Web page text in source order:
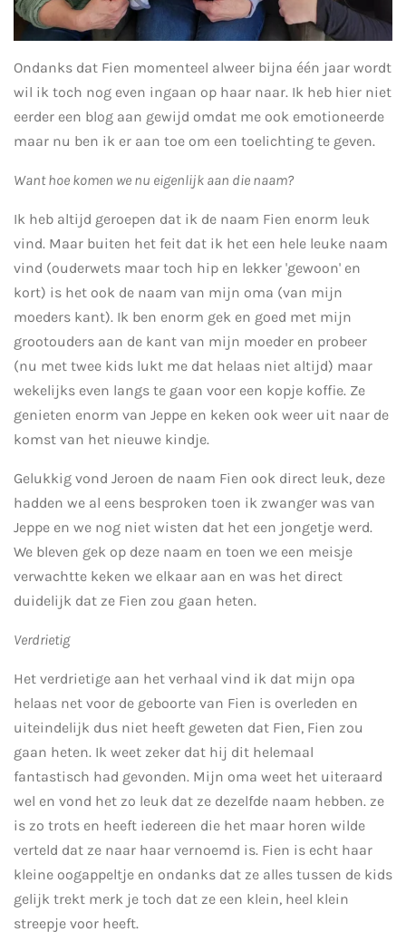
Ondanks dat Fien momenteel alweer bijna één jaar wordt
wil ik toch nog even ingaan op haar naar. Ik heb hier niet
eerder een blog aan gewijd omdat me ook emotioneerde
maar nu ben ik er aan toe om een toelichting te geven.
Want hoe komen we nu eigenlijk aan die naam?
Ik heb altijd geroepen dat ik de naam Fien enorm leuk
vind. Maar buiten het feit dat ik het een hele leuke naam
vind (ouderwets maar toch hip en lekker 'gewoon' en
kort) is het ook de naam van mijn oma (van mijn
moeders kant). Ik ben enorm gek en goed met mijn
grootouders aan de kant van mijn moeder en probeer
(nu met twee kids lukt me dat helaas niet altijd) maar
wekelijks even langs te gaan voor een kopje koffie. Ze
genieten enorm van Jeppe en keken ook weer uit naar de
komst van het nieuwe kindje.
Gelukkig vond Jeroen de naam Fien ook direct leuk, deze
hadden we al eens besproken toen ik zwanger was van
Jeppe en we nog niet wisten dat het een jongetje werd.
We bleven gek op deze naam en toen we een meisje
verwachtte keken we elkaar aan en was het direct
duidelijk dat ze Fien zou gaan heten.
Verdrietig
Het verdrietige aan het verhaal vind ik dat mijn opa
helaas net voor de geboorte van Fien is overleden en
uiteindelijk dus niet heeft geweten dat Fien, Fien zou
gaan heten. Ik weet zeker dat hij dit helemaal
fantastisch had gevonden. Mijn oma weet het uiteraard
wel en vond het zo leuk dat ze dezelfde naam hebben. ze
is zo trots en heeft iedereen die het maar horen wilde
verteld dat ze naar haar vernoemd is. Fien is echt haar
kleine oogappeltje en ondanks dat ze alles tussen de kids
gelijk trekt merk je toch dat ze een klein, heel klein
streepje voor heeft.